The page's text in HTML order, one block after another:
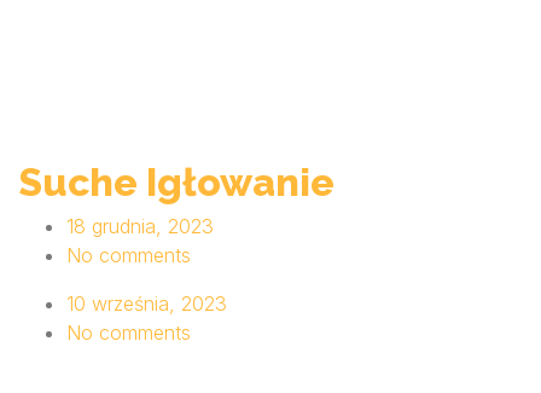
Suche Igłowanie
18 grudnia, 2023
No comments
10 września, 2023
No comments